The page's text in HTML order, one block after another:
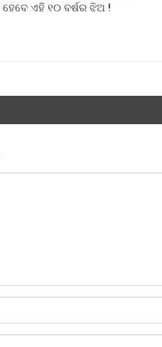
ହେବେ ଏହି ୧୦ ବର୍ଷର ଝିଅ !